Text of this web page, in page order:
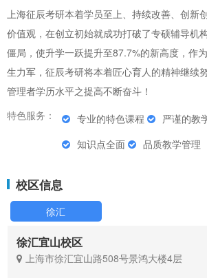
上海征辰考研本着学员至上、持续改善、创新
价值观，在创立初始就成功打破了专硕辅导机
僵局，使升学一跃提升至87.7%的新高度，作
生力军，征辰考研将本着匠心育人的精神继续
管理者学历水平之提高不断奋斗！
特色服务：
专业的特色课程 严谨的教
知识点全面
品质教学管理
校区信息
徐汇
徐汇宜山校区
上海市徐汇宜山路508号景鸿大楼4层